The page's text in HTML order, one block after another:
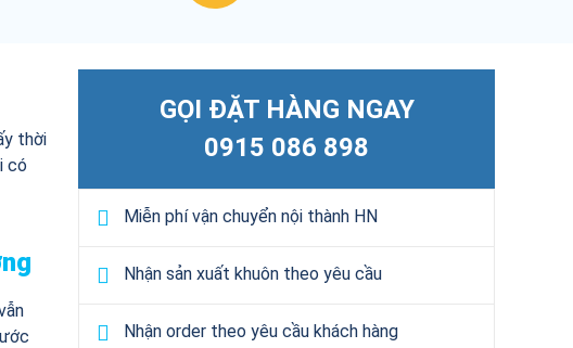
thời
có
GỌI ĐẶT HÀNG NGAY
0915 086 898
Miễn phí vận chuyển nội thành HN
Nhận sản xuất khuôn theo yêu cầu
Nhận order theo yêu cầu khách hàng